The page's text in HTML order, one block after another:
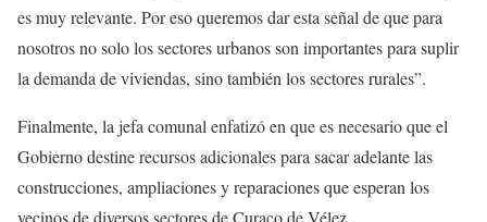
es muy relevante. Por eso queremos dar esta señal de que para
nosotros no solo los sectores urbanos son importantes para suplir
la demanda de viviendas, sino también los sectores rurales”.
Finalmente, la jefa comunal enfatizó en que es necesario que el
Gobierno destine recursos adicionales para sacar adelante las
construcciones, ampliaciones y reparaciones que esperan los
vecinos de diversos sectores de Curaco de Vélez.